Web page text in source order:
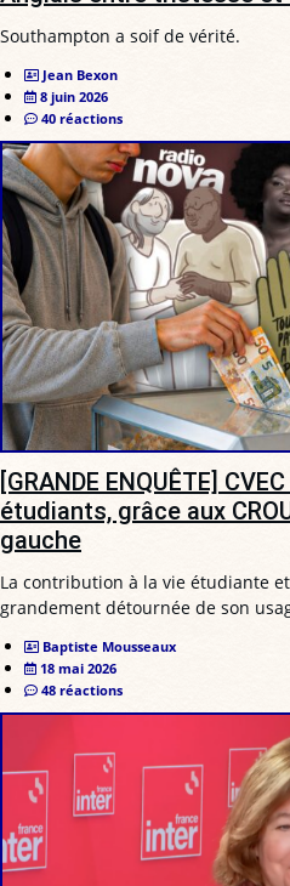
Southampton a soif de vérité.
Jean Bexon
8 juin 2026
40 réactions
[GRANDE ENQUÊTE]
étudiants, grâce aux
gauche
La contribution à la vie étudiante et
grandement détournée de son
Baptiste Mousseaux
18 mai 2026
48 réactions